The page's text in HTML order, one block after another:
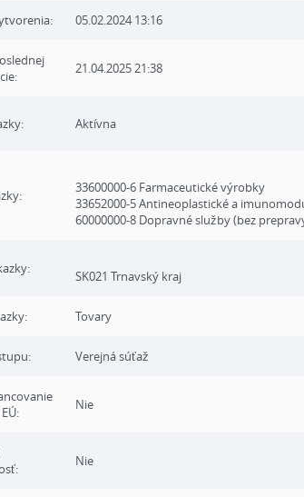
05.02.2024 13:16
21.04.2025 21:38
Aktívna
33600000-6 Farmaceutické výrobky
33652000-5 Antineoplastické a
60000000-8 Dopravné služby (bez
SK021 Trnavský kraj
Tovary
Verejná súťaž
Nie
Nie